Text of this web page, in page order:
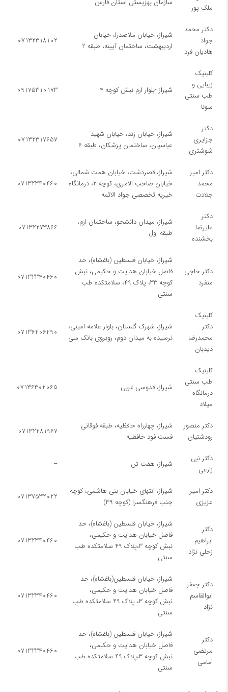
ملک پور
سازمان بهزیستی استان فارس
دكتر محمد
جواد
هاديان فرد
شیراز، خيابان ملاصدرا، خيابان
ارديبهشت، ساختمان آيينه، طبقه 2
07132318102
کلینیک
زیبایی و
طب سنتی
سونا
شیراز -بلوار ارم نبش کوچه 4 09175310173
دكتر
جزايری
شوشتری
شیراز، خيابان زند، خيابان شهيد
عباسيان، ساختمان پزشكان، طبقه 6
07132317657
دکتر امیر
محمد
جلادت
شیراز، قصردشت، خیابان همت شمالی،
خیابان صاحب الامری، کوچه 2، درمانگاه
خیریه تخصصی جواد الائمه
07132340460
دكتر
عليرضا
بخشنده
شیراز، میدان دانشجو، ساختمان ارم،
طبقه اول
07132273866
دکتر حاجی
منفرد
شیراز، خیابان فلسطین (باغشاه)، حد
فاصل خیابان هدایت و حکیمی، نبش
کوچه ۳3، پلاک 49، سلامتکده طب
سنتی
07132340460
کلینیک ​
دکتر
محمدرضا
دیدبان
شیراز، شهرک گلستان، بلوار علامه امینی،
نرسیده به میدان دوم، روبروی بانک ملی
07136206290
کلینیک
طب سنتی
درمانگاه
میلاد
شیراز، قدوسی غربی 07136302065
دکتر منصور
رودشتیان
شیراز، چهارراه حافظیه، طبقه فوقانی
فست فود حافظیه
07132281967
دکتر نبی
زارعی
شیراز، هفت تن –
دکتر امیر
عزیزی
شیراز، انتهای خیابان بنی هاشمی، کوچه
جنب فرهنگسرا (کوچه 39)
07137532022
دکتر
ابراهیم
زحلی نژاد
شیراز، خیابان فلسطین (باغشاه)، حد
فاصل خیابان هدایت و حکیمی،
نبش کوچه 3،پلاک 49 سلامتکده طب
سنتی
07132340460
دکتر جعفر
ابوالقاسم
نژاد
شیراز، خیابان فلسطین(باغشاه)، حد
فاصل خیابان هدایت و حکیمی،
نبش کوچه 3، پلاک 49 سلامتکده طب
سنتی
07132340460
دکتر
مرتضی
امامی
شیراز، خیابان فلسطین (باغشاه)، حد
فاصل خیابان هدایت و حکیمی،
نبش کوچه 3،پلاک 49 سلامتکده طب
سنتی
07132340460